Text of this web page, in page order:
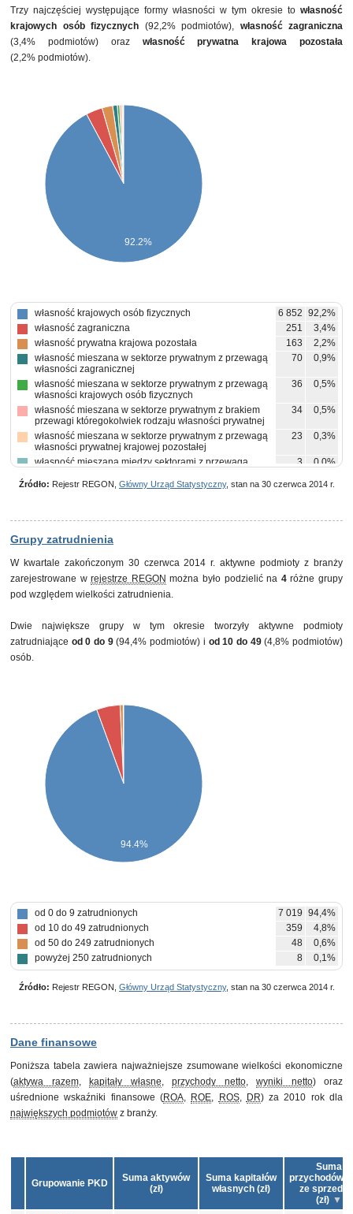
Trzy najczęściej występujące formy własności w tym okresie to własność
krajowych osób fizycznych (92,2% podmiotów), własność zagraniczna
(3,4% podmiotów) oraz własność prywatna krajowa pozostała
(2,2% podmiotów).
92.2%
własność krajowych osób fizycznych 6 852 92,2%
własność zagraniczna
251
3,4%
własność prywatna krajowa pozostała
163
2,2%
własność mieszana w sektorze prywatnym z przewagą
własności zagranicznej
70 0,9%
własność mieszana w sektorze prywatnym z przewagą
własności krajowych osób fizycznych
36 0,5%
własność mieszana w sektorze prywatnym z brakiem
przewagi któregokolwiek rodzaju własności prywatnej
34 0,5%
własność mieszana w sektorze prywatnym z przewagą
własności prywatnej krajowej pozostałej
23 0,3%
własność mieszana między sektorami z przewagą
własności krajowych osób fizycznych
3 0,0%
własności zagranicznej
własność państwowych osób prawnych
Źródło: Rejestr REGON, Główny Urząd Statystyczny, stan na 30 czerwca 2014 r.
Grupy zatrudnienia
W kwartale zakończonym 30 czerwca 2014 r. aktywne podmioty z branży
zarejestrowane wrejestrze REGON można było podzielić na 4różne grupy
pod względem wielkości zatrudnienia.
Dwie największe grupy w tym okresie tworzyły aktywne podmioty
zatrudniające od 0 do 9(94,4% podmiotów) i od 10 do 49(4,8% podmiotów)
osób.
94.4%
od 0 do 9 zatrudnionych 7 019 94,4%
od 10 do 49 zatrudnionych
359
4,8%
od 50 do 249 zatrudnionych
48
0,6%
powyżej 250 zatrudnionych
8 0,1%
Źródło: Rejestr REGON, Główny Urząd Statystyczny, stan na 30 czerwca 2014 r.
Dane finansowe
Poniższa tabela zawiera najważniejsze zsumowane wielkości ekonomiczne
(aktywa razem, kapitały własne, przychody netto, wyniki netto) oraz
uśrednione wskaźniki finansowe (ROA, ROE, ROS, DR) za 2010 rok dla
największych podmiotów z branży.
Grupowanie PKD
Suma aktywów
(zł)
Suma kapitałów
własnych (zł)
Suma
przychodów
ze
(zł)